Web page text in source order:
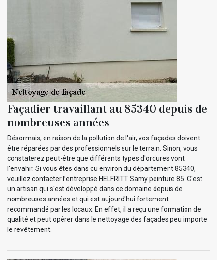
Façadier travaillant au 85340 depuis de
nombreuses années
Désormais, en raison de la pollution de l'air, vos façades doivent
être réparées par des professionnels sur le terrain. Sinon, vous
constaterez peut-être que différents types d'ordures vont
l'envahir. Si vous êtes dans ou environ du département 85340,
veuillez contacter l’entreprise HELFRITT Samy peinture 85. C'est
un artisan qui s'est développé dans ce domaine depuis de
nombreuses années et qui est aujourd'hui fortement
recommandé par les locaux. En effet, il a reçu une formation de
qualité et peut opérer dans le nettoyage des façades peu importe
le revêtement.